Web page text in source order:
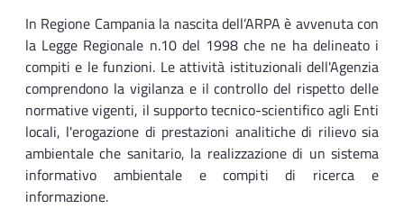
In Regione Campania la nascita dell’ARPA è avvenuta con
la Legge Regionale n.10 del 1998 che ne ha delineato i
compiti e le funzioni. Le attività istituzionali dell'Agenzia
comprendono la vigilanza e il controllo del rispetto delle
normative vigenti, il supporto tecnico-scientifico agli Enti
locali, l'erogazione di prestazioni analitiche di rilievo sia
ambientale che sanitario, la realizzazione di un sistema
informativo ambientale e compiti di ricerca e
informazione.